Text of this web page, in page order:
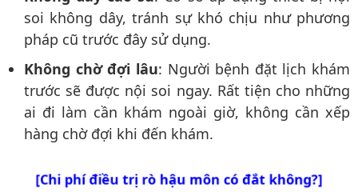
soi không dây, tránh sự khó chịu như phương
pháp cũ trước đây sử dụng.
Không chờ đợi lâu: Người bệnh đặt lịch khám
trước sẽ được nội soi ngay. Rất tiện cho những
ai đi làm cần khám ngoài giờ, không cần xếp
hàng chờ đợi khi đến khám.
[Chi phí điều trị rò hậu môn có đắt không?]